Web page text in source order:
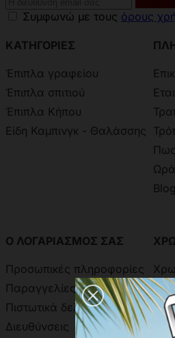
Συμφωνώ με τους όρους
ΚΑΤΗΓΟΡΙΕΣ
Έπιπλα γραφείου
Έπιπλα σπιτιού
Έπιπλα Κήπου
Είδη Καμπινγκ - Θαλάσσης
Blog
Ο ΛΟΓΑΡΙΑΣΜΟΣ ΣΑΣ
Προσωπικές πληροφορίες
Παραγγελίες
Πιστωτικά δελτία
Διευθύνσεις